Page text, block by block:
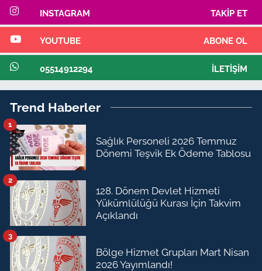
INSTAGRAM TAKIP ET
YOUTUBE ABONE OL
05514912294 İLETIŞIM
Trend Haberler
Sağlık Personeli 2026 Temmuz
Dönemi Teşvik Ek Ödeme Tablosu
1
128. Dönem Devlet Hizmeti
Yükümlülüğü Kurası İçin Takvim
Açıklandı
2
Bölge Hizmet Grupları Mart Nisan
2026 Yayımlandı!
3